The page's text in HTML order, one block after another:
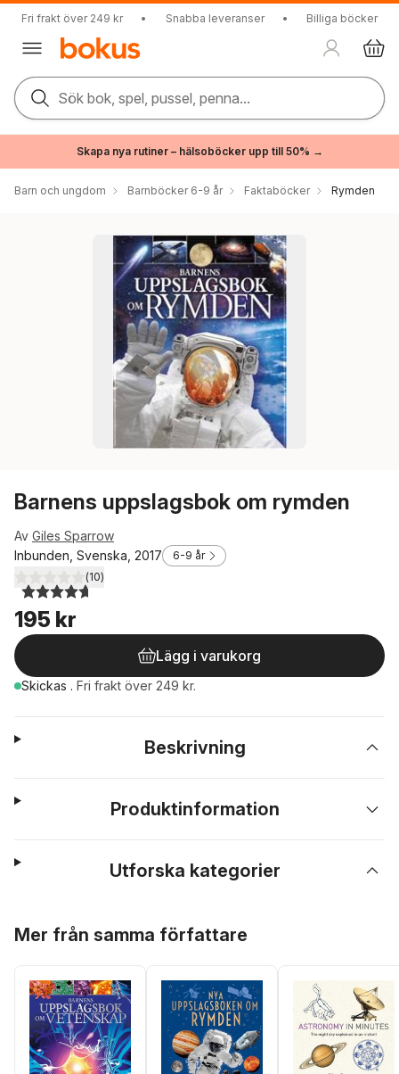
Fri frakt över 249 kr • Snabba leveranser • Billiga böcker
Sök bok, spel, pussel, penna...
Skapa nya rutiner – hälsoböcker upp till 50% →
Barn och ungdom Barnböcker 6-9 år Faktaböcker Rymden
Barnens uppslagsbok om rymden
Av Giles Sparrow
Inbunden, Svenska, 2017
6-9 år
4,7utav 5 stjärnor. Totalt antal röster:
(10)
195 kr
Lägg i varukorg
Skickas . Fri frakt över 249 kr.
Beskrivning
Produktinformation
Utforska kategorier
Mer från samma författare